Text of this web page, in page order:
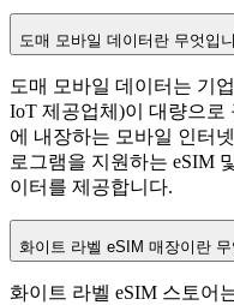
도매 모바일 데이터란 무엇입
도매 모바일 데이터는 기
IoT 제공업체)이 대량으로
에 내장하는 모바일 인터
로그램을 지원하는 eSIM
이터를 제공합니다.
화이트 라벨 eSIM 매장이란
화이트 라벨 eSIM 스토어